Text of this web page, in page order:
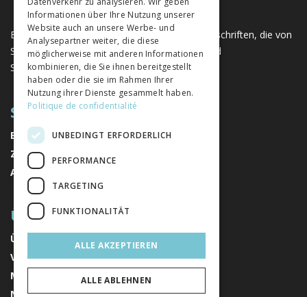
Eine einzigartige Plattform für Bücher und Zeitschriften, die von
Schweizer Verlagen im Bereich der Geistes- und
Sozialwissenschaften herausgegeben werden.
SITEMAP
BÜCHER
ZEITSCHRIFTEN
AUTOREN
ÜBER UNS
ÜBER UNS
VERLAGE
MENTIONS LÉGALES
NEWSLETTER ABONNIEREN
Informationen über Ihre Nutzung unserer
Website auch an unsere Werbe- und
Analysepartner weiter, die diese
möglicherweise mit anderen Informationen
kombinieren, die Sie ihnen bereitgestellt
haben oder die sie im Rahmen Ihrer
Nutzung ihrer Dienste gesammelt haben.
Politique de confidentialité
UNBEDINGT ERFORDERLICH
PERFORMANCE
TARGETING
FUNKTIONALITÄT
ALLE AKZEPTIEREN
ALLE ABLEHNEN